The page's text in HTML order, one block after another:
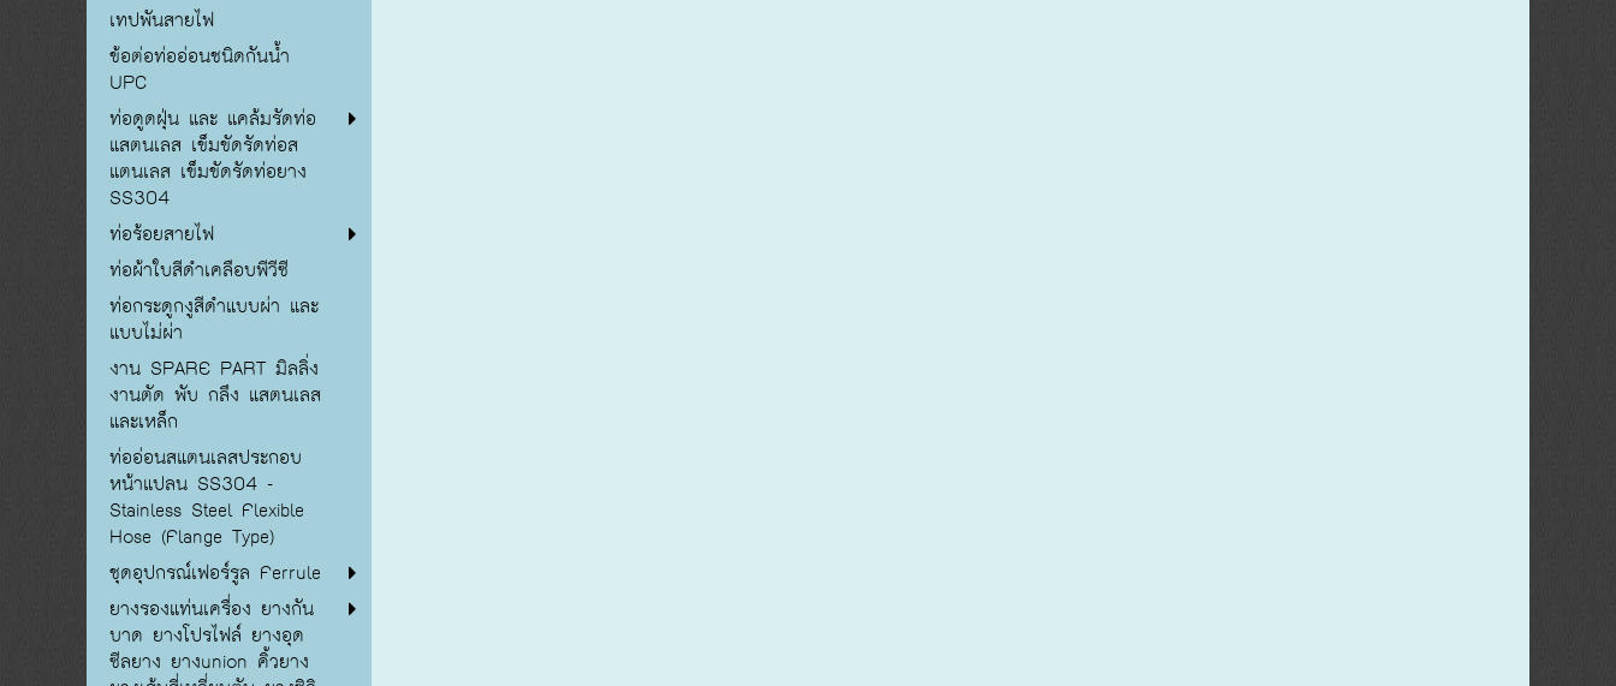
เทปพันสายไฟ
ข้อต่อท่ออ่อนชนิดกันน้ำ
UPC
ท่อดูดฝุ่น และ แคล้มรัดท่อ
แสตนเลส เข็มขัดรัดท่อส
แตนเลส เข็มขัดรัดท่อยาง
SS304
ท่อร้อยสายไฟ
ท่อผ้าใบสีดำเคลือบพีวีซี
ท่อกระดูกงูสีดำแบบผ่า และ
แบบไม่ผ่า
งาน SPARE PART มิลลิ่ง
งานตัด พับ กลึง แสตนเลส
และเหล็ก
ท่ออ่อนสแตนเลสประกอบ
หน้าแปลน SS304 -
Stainless Steel Flexible
Hose (Flange Type)
ชุดอุปกรณ์เฟอร์รูล Ferrule
ยางรองแท่นเครื่อง ยางกัน
บาด ยางโปรไฟล์ ยางอุด
ซีลยาง ยางunion คิ้วยาง